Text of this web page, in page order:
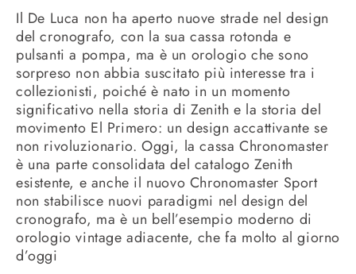
Il De Luca non ha aperto nuove strade nel design
del cronografo, con la sua cassa rotonda e
pulsanti a pompa, ma è un orologio che sono
sorpreso non abbia suscitato più interesse tra i
collezionisti, poiché è nato in un momento
significativo nella storia di Zenith e la storia del
movimento El Primero: un design accattivante se
non rivoluzionario. Oggi, la cassa Chronomaster
è una parte consolidata del catalogo Zenith
esistente, e anche il nuovo Chronomaster Sport
non stabilisce nuovi paradigmi nel design del
cronografo, ma è un bell’esempio moderno di
orologio vintage adiacente, che fa molto al giorno
d’oggi